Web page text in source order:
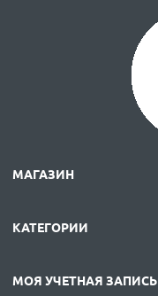
МАГАЗИН
КАТЕГОРИИ
МОЯ УЧЕТНАЯ ЗАПИСЬ